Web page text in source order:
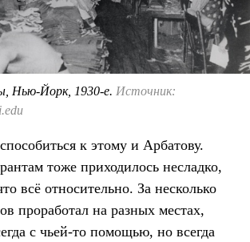
Нью-Йорк, 1930-е. Источник:
к этому и Арбатову.
тоже приходилось несладко,
всё относительно. За несколько
проработал на разных местах,
с чьей-то помощью, но всегда